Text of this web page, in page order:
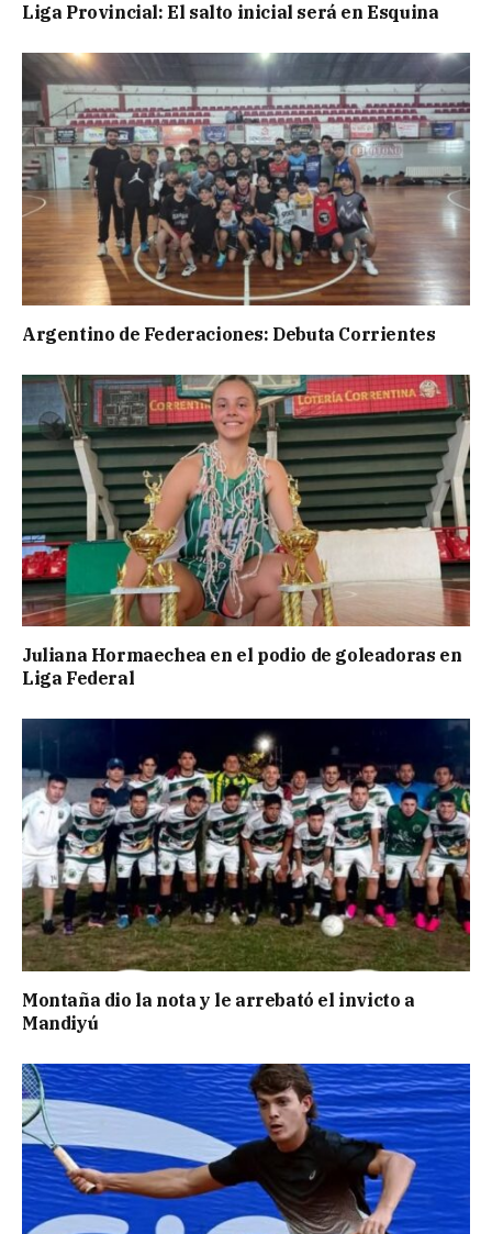
Liga Provincial: El salto inicial será en Esquina
Argentino de Federaciones: Debuta Corrientes
Juliana Hormaechea en el podio de goleadoras en
Liga Federal
Montaña dio la nota y le arrebató el invicto a
Mandiyú